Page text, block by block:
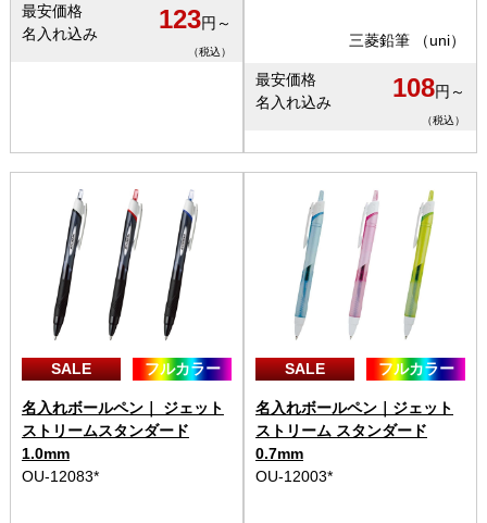
最安価格
名入れ込み
123円～
（税込）
三菱鉛筆 （uni）
最安価格
名入れ込み
108円～
（税込）
SALE フルカラー
名入れボールペン｜ ジェット
ストリームスタンダード
1.0mm
OU-12083*
SALE フルカラー
名入れボールペン｜ジェット
ストリーム スタンダード
0.7mm
OU-12003*